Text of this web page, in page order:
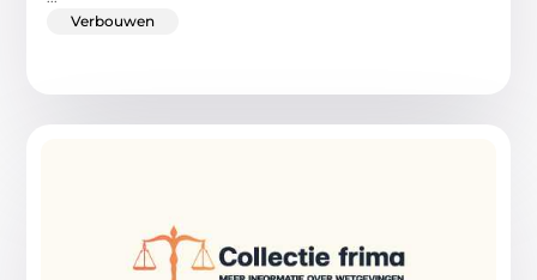
Verbouwen